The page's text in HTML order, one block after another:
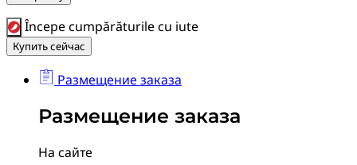
Începe cumpărăturile cu iute
Купить сейчас
Размещение заказа
Размещение заказа
На сайте